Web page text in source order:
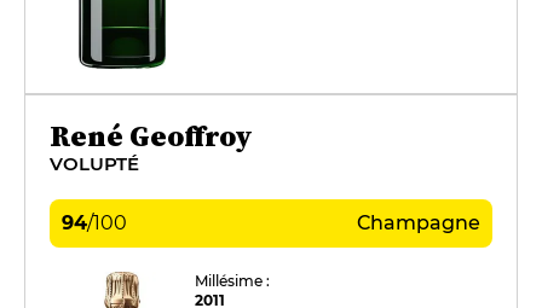
René Geoffroy
VOLUPTÉ
94/100 Champagne
Millésime :
2011